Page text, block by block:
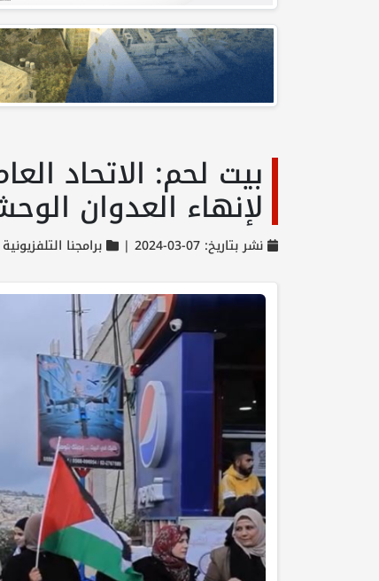
بيت لحم: الاتحاد
لإنهاء العدوان
نشر بتاريخ: 07-03-2024 | برامجنا